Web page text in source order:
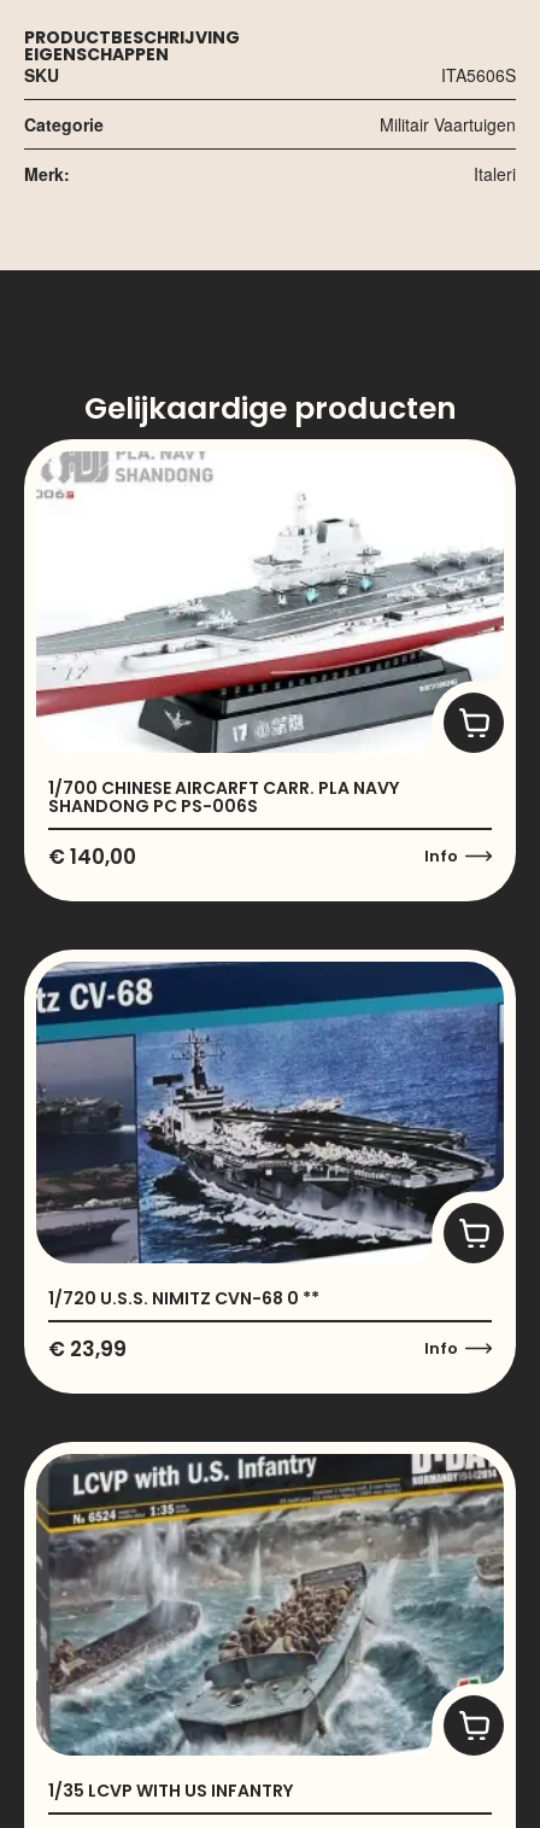
PRODUCTBESCHRIJVING
EIGENSCHAPPEN
SKU
ITA5606S
Categorie Militair Vaartuigen
Merk: Italeri
Gelijkaardige producten
1/700 CHINESE AIRCARFT CARR. PLA NAVY
SHANDONG PC PS-006S
€140,00 Info
1/720 U.S.S. NIMITZ CVN-68 0 **
€ 23,99 Info
1/35 LCVP WITH US INFANTRY